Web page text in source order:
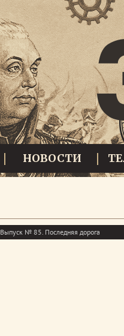
НОВОСТИ
Выпуск № 85. Последняя дорога